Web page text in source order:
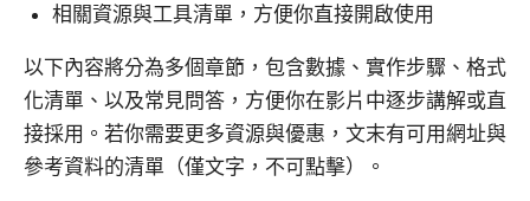
相關資源與工具清單，方便你直接開啟使用
以下內容將分為多個章節，包含數據、實作步驟、格式
化清單、以及常見問答，方便你在影片中逐步講解或直
接採用。若你需要更多資源與優惠，文末有可用網址與
參考資料的清單（僅文字，不可點擊）。